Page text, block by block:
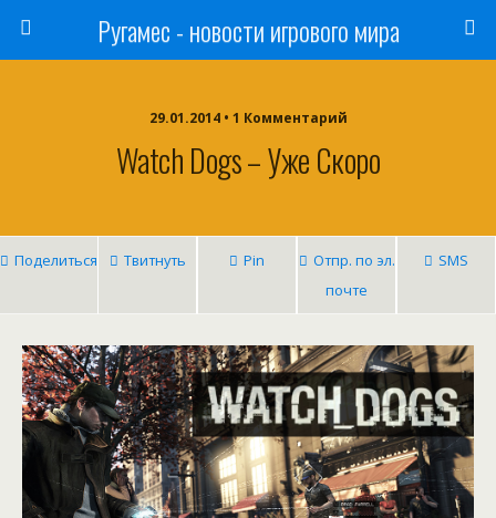
Ругамес - новости игрового мира
29.01.2014 • 1 Комментарий
Watch Dogs – Уже Скоро
Поделиться Твитнуть Pin
Отпр. по эл.
почте
SMS